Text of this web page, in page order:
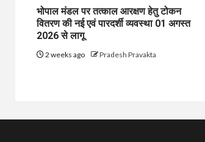
भोपाल मंडल पर तत्काल आरक्षण हेतु टोकन
वितरण की नई एवं पारदर्शी व्यवस्था 01 अगस्त
2026 से लागू
2 weeks ago Pradesh Pravakta